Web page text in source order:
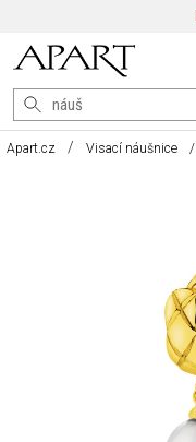
Apart.cz Visací náušnice